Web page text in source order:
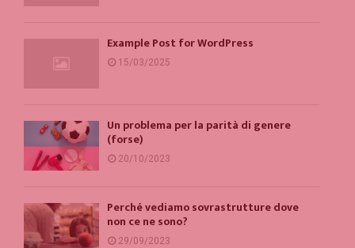
Example Post for WordPress
15/03/2025
Un problema per la parità di genere
(forse)
20/10/2023
Perché vediamo sovrastrutture dove
non ce ne sono?
29/09/2023